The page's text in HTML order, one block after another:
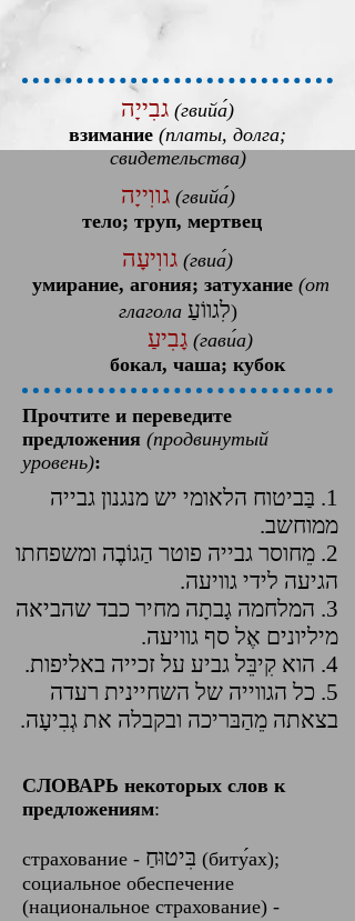
גבִייָה (гвийа́)
взимание (платы, долга;
свидетельства)
גווִייָה (гвийа́)
тело; труп, мертвец
גווִיעָה (гвиа́)
умирание, агония; затухание(от
глагола לִגווֹעַ)
גָבִיעַ (гави́а)
бокал, чаша; кубок
Прочтите и переведите
предложения (продвинутый
уровень):
1. בַּביטוח הלאומי יש מנגנון גבייה
ממוחשב.
2. מֵחוסר גבייה פוטר הַגוֹבֶה ומשפחתו
הגיעה לידי גוויעה.
3. המלחמה גָבתָה מחיר כבד שהביאה
מיליונים אֶל סף גוויעה.
4. הוא קִיבֵּל גביע על זכייה באליפות.
5. כל הגווייה של השחיינית רעדה
בצאתה מֵהַבּריכה ובקבלה את גְבִיעָה.
СЛОВАРЬ некоторых слов к
предложениям:
страхование - ‎ בִּיטוּחַ ‎ (биту́ах);
социальное обеспечение
(национальное страхование) -